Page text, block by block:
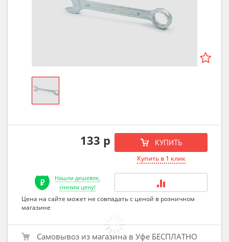
133 р КУПИТЬ
Купить в 1 клик
Нашли дешевле,
снизим цену!
Цена на сайте может не совпадать с ценой в розничном
магазине
Самовывоз из магазина в Уфе БЕСПЛАТНО